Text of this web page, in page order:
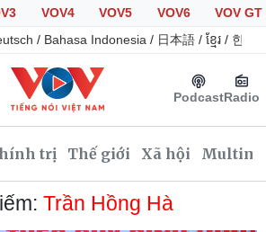
VOV4 VOV5 VOV6
VOV GT
/ Bahasa Indonesia / 日本語 / ខ្មែរ / 한국
PodcastRadio
trị Thế giới Xã hội
Trần Hồng Hà